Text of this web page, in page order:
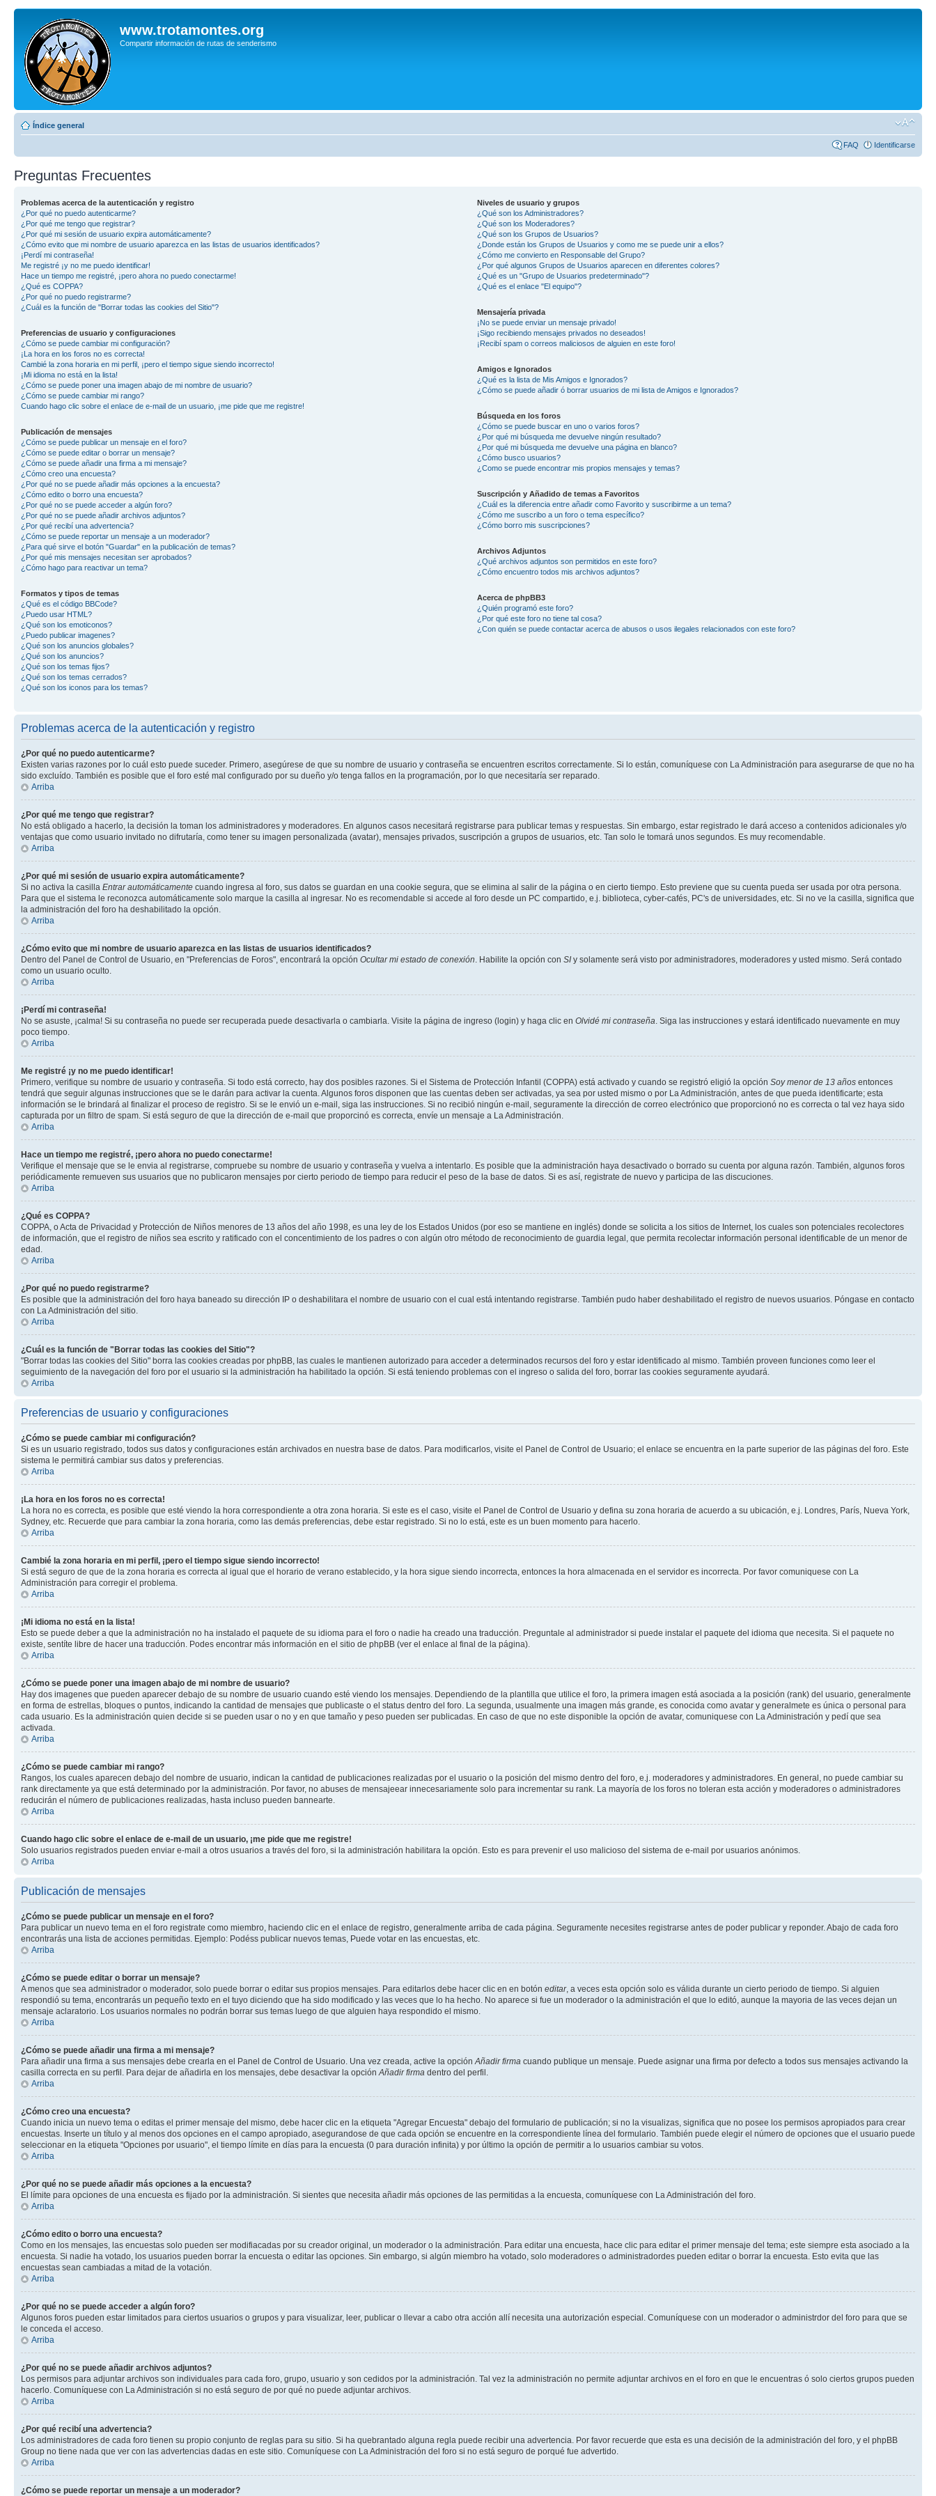
www.trotamontes.org
Compartir información de rutas de senderismo
Índice general
FAQ Identificarse
Preguntas Frecuentes
Problemas acerca de la autenticación y registro
¿Por qué no puedo autenticarme?
¿Por qué me tengo que registrar?
¿Por qué mi sesión de usuario expira automáticamente?
¿Cómo evito que mi nombre de usuario aparezca en las listas de usuarios identificados?
¡Perdí mi contraseña!
Me registré ¡y no me puedo identificar!
Hace un tiempo me registré, ¡pero ahora no puedo conectarme!
¿Qué es COPPA?
¿Por qué no puedo registrarme?
¿Cuál es la función de "Borrar todas las cookies del Sitio"?
Preferencias de usuario y configuraciones
¿Cómo se puede cambiar mi configuración?
¡La hora en los foros no es correcta!
Cambié la zona horaria en mi perfil, ¡pero el tiempo sigue siendo incorrecto!
¡Mi idioma no está en la lista!
¿Cómo se puede poner una imagen abajo de mi nombre de usuario?
¿Cómo se puede cambiar mi rango?
Cuando hago clic sobre el enlace de e-mail de un usuario, ¡me pide que me registre!
Publicación de mensajes
¿Cómo se puede publicar un mensaje en el foro?
¿Cómo se puede editar o borrar un mensaje?
¿Cómo se puede añadir una firma a mi mensaje?
¿Cómo creo una encuesta?
¿Por qué no se puede añadir más opciones a la encuesta?
¿Cómo edito o borro una encuesta?
¿Por qué no se puede acceder a algún foro?
¿Por qué no se puede añadir archivos adjuntos?
¿Por qué recibí una advertencia?
¿Cómo se puede reportar un mensaje a un moderador?
¿Para qué sirve el botón "Guardar" en la publicación de temas?
¿Por qué mis mensajes necesitan ser aprobados?
¿Cómo hago para reactivar un tema?
Formatos y tipos de temas
¿Qué es el código BBCode?
¿Puedo usar HTML?
¿Qué son los emoticonos?
¿Puedo publicar imagenes?
¿Qué son los anuncios globales?
¿Qué son los anuncios?
¿Qué son los temas fijos?
¿Qué son los temas cerrados?
¿Qué son los iconos para los temas?
Niveles de usuario y grupos
¿Qué son los Administradores?
¿Qué son los Moderadores?
¿Qué son los Grupos de Usuarios?
¿Donde están los Grupos de Usuarios y como me se puede unir a ellos?
¿Cómo me convierto en Responsable del Grupo?
¿Por qué algunos Grupos de Usuarios aparecen en diferentes colores?
¿Qué es un "Grupo de Usuarios predeterminado"?
¿Qué es el enlace "El equipo"?
Mensajería privada
¡No se puede enviar un mensaje privado!
¡Sigo recibiendo mensajes privados no deseados!
¡Recibí spam o correos maliciosos de alguien en este foro!
Amigos e Ignorados
¿Qué es la lista de Mis Amigos e Ignorados?
¿Cómo se puede añadir ó borrar usuarios de mi lista de Amigos e Ignorados?
Búsqueda en los foros
¿Cómo se puede buscar en uno o varios foros?
¿Por qué mi búsqueda me devuelve ningún resultado?
¿Por qué mi búsqueda me devuelve una página en blanco?
¿Cómo busco usuarios?
¿Como se puede encontrar mis propios mensajes y temas?
Suscripción y Añadido de temas a Favoritos
¿Cuál es la diferencia entre añadir como Favorito y suscribirme a un tema?
¿Cómo me suscribo a un foro o tema específico?
¿Cómo borro mis suscripciones?
Archivos Adjuntos
¿Qué archivos adjuntos son permitidos en este foro?
¿Cómo encuentro todos mis archivos adjuntos?
Acerca de phpBB3
¿Quién programó este foro?
¿Por qué este foro no tiene tal cosa?
¿Con quién se puede contactar acerca de abusos o usos ilegales relacionados con este foro?
Problemas acerca de la autenticación y registro
¿Por qué no puedo autenticarme?
Existen varias razones por lo cuál esto puede suceder. Primero, asegúrese de que su nombre de usuario y contraseña se encuentren escritos correctamente. Si lo están, comuníquese con La Administración para asegurarse de que no ha
sido excluído. También es posible que el foro esté mal configurado por su dueño y/o tenga fallos en la programación, por lo que necesitaría ser reparado.
Arriba
¿Por qué me tengo que registrar?
No está obligado a hacerlo, la decisión la toman los administradores y moderadores. En algunos casos necesitará registrarse para publicar temas y respuestas. Sin embargo, estar registrado le dará acceso a contenidos adicionales y/o
ventajas que como usuario invitado no difrutaría, como tener su imagen personalizada (avatar), mensajes privados, suscripción a grupos de usuarios, etc. Tan solo le tomará unos segundos. Es muy recomendable.
Arriba
¿Por qué mi sesión de usuario expira automáticamente?
Si no activa la casilla Entrar automáticamente cuando ingresa al foro, sus datos se guardan en una cookie segura, que se elimina al salir de la página o en cierto tiempo. Esto previene que su cuenta pueda ser usada por otra persona.
Para que el sistema le reconozca automáticamente solo marque la casilla al ingresar. No es recomendable si accede al foro desde un PC compartido, e.j. biblioteca, cyber-cafés, PC's de universidades, etc. Si no ve la casilla, significa que
la administración del foro ha deshabilitado la opción.
Arriba
¿Cómo evito que mi nombre de usuario aparezca en las listas de usuarios identificados?
Dentro del Panel de Control de Usuario, en "Preferencias de Foros", encontrará la opción Ocultar mi estado de conexión. Habilite la opción con SI y solamente será visto por administradores, moderadores y usted mismo. Será contado
como un usuario oculto.
Arriba
¡Perdí mi contraseña!
No se asuste, ¡calma! Si su contraseña no puede ser recuperada puede desactivarla o cambiarla. Visite la página de ingreso (login) y haga clic en Olvidé mi contraseña. Siga las instrucciones y estará identificado nuevamente en muy
poco tiempo.
Arriba
Me registré ¡y no me puedo identificar!
Primero, verifique su nombre de usuario y contraseña. Si todo está correcto, hay dos posibles razones. Si el Sistema de Protección Infantil (COPPA) está activado y cuando se registró eligió la opción Soy menor de 13 años entonces
tendrá que seguir algunas instrucciones que se le darán para activar la cuenta. Algunos foros disponen que las cuentas deben ser activadas, ya sea por usted mismo o por La Administración, antes de que pueda identificarte; esta
información se le brindará al finalizar el proceso de registro. Si se le envió un e-mail, siga las instrucciones. Si no recibió ningún e-mail, seguramente la dirección de correo electrónico que proporcionó no es correcta o tal vez haya sido
capturada por un filtro de spam. Si está seguro de que la dirección de e-mail que proporcinó es correcta, envíe un mensaje a La Administración.
Arriba
Hace un tiempo me registré, ¡pero ahora no puedo conectarme!
Verifique el mensaje que se le envia al registrarse, compruebe su nombre de usuario y contraseña y vuelva a intentarlo. Es posible que la administración haya desactivado o borrado su cuenta por alguna razón. También, algunos foros
periódicamente remueven sus usuarios que no publicaron mensajes por cierto periodo de tiempo para reducir el peso de la base de datos. Si es así, registrate de nuevo y participa de las discuciones.
Arriba
¿Qué es COPPA?
COPPA, o Acta de Privacidad y Protección de Niños menores de 13 años del año 1998, es una ley de los Estados Unidos (por eso se mantiene en inglés) donde se solicita a los sitios de Internet, los cuales son potenciales recolectores
de información, que el registro de niños sea escrito y ratificado con el concentimiento de los padres o con algún otro método de reconocimiento de guardia legal, que permita recolectar información personal identificable de un menor de
edad.
Arriba
¿Por qué no puedo registrarme?
Es posible que la administración del foro haya baneado su dirección IP o deshabilitara el nombre de usuario con el cual está intentando registrarse. También pudo haber deshabilitado el registro de nuevos usuarios. Póngase en contacto
con La Administración del sitio.
Arriba
¿Cuál es la función de "Borrar todas las cookies del Sitio"?
"Borrar todas las cookies del Sitio" borra las cookies creadas por phpBB, las cuales le mantienen autorizado para acceder a determinados recursos del foro y estar identificado al mismo. También proveen funciones como leer el
seguimiento de la navegación del foro por el usuario si la administración ha habilitado la opción. Si está teniendo problemas con el ingreso o salida del foro, borrar las cookies seguramente ayudará.
Arriba
Preferencias de usuario y configuraciones
¿Cómo se puede cambiar mi configuración?
Si es un usuario registrado, todos sus datos y configuraciones están archivados en nuestra base de datos. Para modificarlos, visite el Panel de Control de Usuario; el enlace se encuentra en la parte superior de las páginas del foro. Este
sistema le permitirá cambiar sus datos y preferencias.
Arriba
¡La hora en los foros no es correcta!
La hora no es correcta, es posible que esté viendo la hora correspondiente a otra zona horaria. Si este es el caso, visite el Panel de Control de Usuario y defina su zona horaria de acuerdo a su ubicación, e.j. Londres, París, Nueva York,
Sydney, etc. Recuerde que para cambiar la zona horaria, como las demás preferencias, debe estar registrado. Si no lo está, este es un buen momento para hacerlo.
Arriba
Cambié la zona horaria en mi perfil, ¡pero el tiempo sigue siendo incorrecto!
Si está seguro de que de la zona horaria es correcta al igual que el horario de verano establecido, y la hora sigue siendo incorrecta, entonces la hora almacenada en el servidor es incorrecta. Por favor comuniquese con La
Administración para corregir el problema.
Arriba
¡Mi idioma no está en la lista!
Esto se puede deber a que la administración no ha instalado el paquete de su idioma para el foro o nadie ha creado una traducción. Preguntale al administrador si puede instalar el paquete del idioma que necesita. Si el paquete no
existe, sentíte libre de hacer una traducción. Podes encontrar más información en el sitio de phpBB (ver el enlace al final de la página).
Arriba
¿Cómo se puede poner una imagen abajo de mi nombre de usuario?
Hay dos imagenes que pueden aparecer debajo de su nombre de usuario cuando esté viendo los mensajes. Dependiendo de la plantilla que utilice el foro, la primera imagen está asociada a la posición (rank) del usuario, generalmente
en forma de estrellas, bloques o puntos, indicando la cantidad de mensajes que publicaste o el status dentro del foro. La segunda, usualmente una imagen más grande, es conocida como avatar y generalmete es única o personal para
cada usuario. Es la administración quien decide si se pueden usar o no y en que tamaño y peso pueden ser publicadas. En caso de que no este disponible la opción de avatar, comuniquese con La Administración y pedí que sea
activada.
Arriba
¿Cómo se puede cambiar mi rango?
Rangos, los cuales aparecen debajo del nombre de usuario, indican la cantidad de publicaciones realizadas por el usuario o la posición del mismo dentro del foro, e.j. moderadores y administradores. En general, no puede cambiar su
rank directamente ya que está determinado por la administración. Por favor, no abuses de mensajeear innecesariamente solo para incrementar su rank. La mayoría de los foros no toleran esta acción y moderadores o administradores
reducirán el número de publicaciones realizadas, hasta incluso pueden bannearte.
Arriba
Cuando hago clic sobre el enlace de e-mail de un usuario, ¡me pide que me registre!
Solo usuarios registrados pueden enviar e-mail a otros usuarios a través del foro, si la administración habilitara la opción. Esto es para prevenir el uso malicioso del sistema de e-mail por usuarios anónimos.
Arriba
Publicación de mensajes
¿Cómo se puede publicar un mensaje en el foro?
Para publicar un nuevo tema en el foro registrate como miembro, haciendo clic en el enlace de registro, generalmente arriba de cada página. Seguramente necesites registrarse antes de poder publicar y reponder. Abajo de cada foro
encontrarás una lista de acciones permitidas. Ejemplo: Podéss publicar nuevos temas, Puede votar en las encuestas, etc.
Arriba
¿Cómo se puede editar o borrar un mensaje?
A menos que sea administrador o moderador, solo puede borrar o editar sus propios mensajes. Para editarlos debe hacer clic en en botón editar, a veces esta opción solo es válida durante un cierto periodo de tiempo. Si alguien
respondió su tema, encontrarás un pequeño texto en el tuyo diciendo que ha sido modificado y las veces que lo ha hecho. No aparece si fue un moderador o la administración el que lo editó, aunque la mayoria de las veces dejan un
mensaje aclaratorio. Los usuarios normales no podrán borrar sus temas luego de que alguien haya respondido el mismo.
Arriba
¿Cómo se puede añadir una firma a mi mensaje?
Para añadir una firma a sus mensajes debe crearla en el Panel de Control de Usuario. Una vez creada, active la opciónAñadir firma cuando publique un mensaje. Puede asignar una firma por defecto a todos sus mensajes activando la
casilla correcta en su perfil. Para dejar de añadirla en los mensajes, debe desactivar la opciónAñadir firma dentro del perfil.
Arriba
¿Cómo creo una encuesta?
Cuando inicia un nuevo tema o editas el primer mensaje del mismo, debe hacer clic en la etiqueta "Agregar Encuesta" debajo del formulario de publicación; si no la visualizas, significa que no posee los permisos apropiados para crear
encuestas. Inserte un título y al menos dos opciones en el campo apropiado, asegurandose de que cada opción se encuentre en la correspondiente línea del formulario. También puede elegir el número de opciones que el usuario puede
seleccionar en la etiqueta "Opciones por usuario", el tiempo límite en días para la encuesta (0 para duración infinita) y por último la opción de permitir a lo usuarios cambiar su votos.
Arriba
¿Por qué no se puede añadir más opciones a la encuesta?
El límite para opciones de una encuesta es fijado por la administración. Si sientes que necesita añadir más opciones de las permitidas a la encuesta, comuníquese con La Administración del foro.
Arriba
¿Cómo edito o borro una encuesta?
Como en los mensajes, las encuestas solo pueden ser modifiacadas por su creador original, un moderador o la administración. Para editar una encuesta, hace clic para editar el primer mensaje del tema; este siempre esta asociado a la
encuesta. Si nadie ha votado, los usuarios pueden borrar la encuesta o editar las opciones. Sin embargo, si algún miembro ha votado, solo moderadores o administradordes pueden editar o borrar la encuesta. Esto evita que las
encuestas sean cambiadas a mitad de la votación.
Arriba
¿Por qué no se puede acceder a algún foro?
Algunos foros pueden estar limitados para ciertos usuarios o grupos y para visualizar, leer, publicar o llevar a cabo otra acción allí necesita una autorización especial. Comuníquese con un moderador o administrdor del foro para que se
le conceda el acceso.
Arriba
¿Por qué no se puede añadir archivos adjuntos?
Los permisos para adjuntar archivos son individuales para cada foro, grupo, usuario y son cedidos por la administración. Tal vez la administración no permite adjuntar archivos en el foro en que le encuentras ó solo ciertos grupos pueden
hacerlo. Comuníquese con La Administración si no está seguro de por qué no puede adjuntar archivos.
Arriba
¿Por qué recibí una advertencia?
Los administradores de cada foro tienen su propio conjunto de reglas para su sitio. Si ha quebrantado alguna regla puede recibir una advertencia. Por favor recuerde que esta es una decisión de la administración del foro, y el phpBB
Group no tiene nada que ver con las advertencias dadas en este sitio. Comuníquese con La Administración del foro si no está seguro de porqué fue advertido.
Arriba
¿Cómo se puede reportar un mensaje a un moderador?